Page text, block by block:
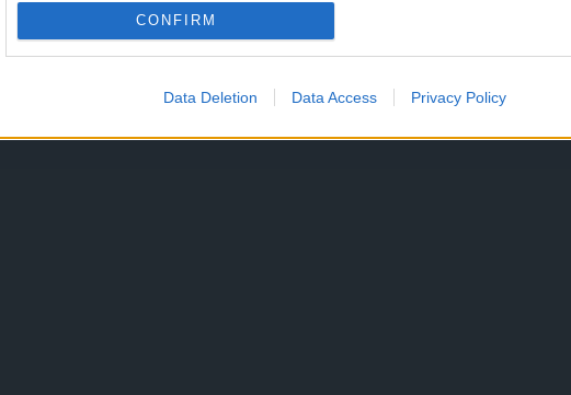
CONFIRM
Data Deletion Data Access Privacy Policy